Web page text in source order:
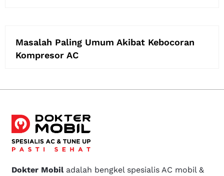
Masalah Paling Umum Akibat Kebocoran
Kompresor AC
Dokter Mobiladalah bengkel spesialis AC mobil &